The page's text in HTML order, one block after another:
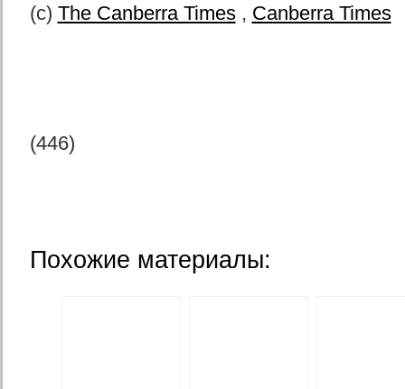
(с) The Canberra Times, Canberra Times
(446)
Похожие материалы: